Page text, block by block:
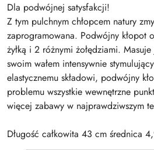
Dla podwójnej satysfakcji!
Z tym pulchnym chłopcem natury
zaprogramowana. Podwójny kłopot
żyłką i 2 różnymi żołędziami.
swoim wałem intensywnie
elastycznemu składowi, podwójny
problemu wszystkie wewnętrzne
więcej zabawy w najprawdziwszym
Długość całkowita 43 cm średnica